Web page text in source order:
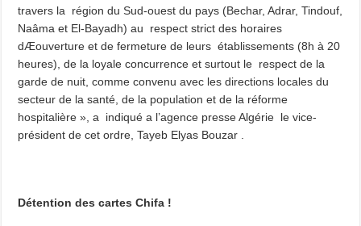
travers la région du Sud-ouest du pays (Bechar, Adrar, Tindouf,
Naâma et El-Bayadh) au respect strict des horaires
dÆouverture et de fermeture de leurs établissements (8h à 20
heures), de la loyale concurrence et surtout le respect de la
garde de nuit, comme convenu avec les directions locales du
secteur de la santé, de la population et de la réforme
hospitalière », a indiqué a l’agence presse Algérie le vice-
président de cet ordre, Tayeb Elyas Bouzar .
Détention des cartes Chifa !